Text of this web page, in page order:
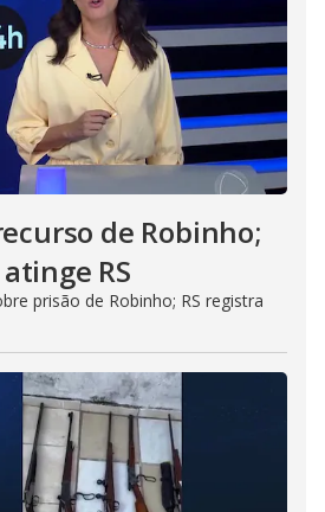
de Robinho;
RS
prisão de Robinho; RS registra